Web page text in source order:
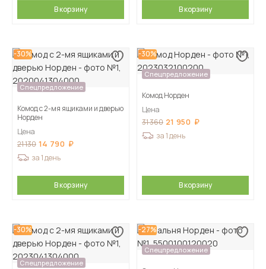
В корзину В корзину
-30%
Спецпредложение
Комод с 2-мя ящиками и дверью
Норден
Цена
21 130 14 790
за 1 день
В корзину
-30%
Спецпредложение
Комод Норден
Цена
31 360 21 950
за 1 день
В корзину
-30%
Спецпредложение
-27%
Спецпредложение